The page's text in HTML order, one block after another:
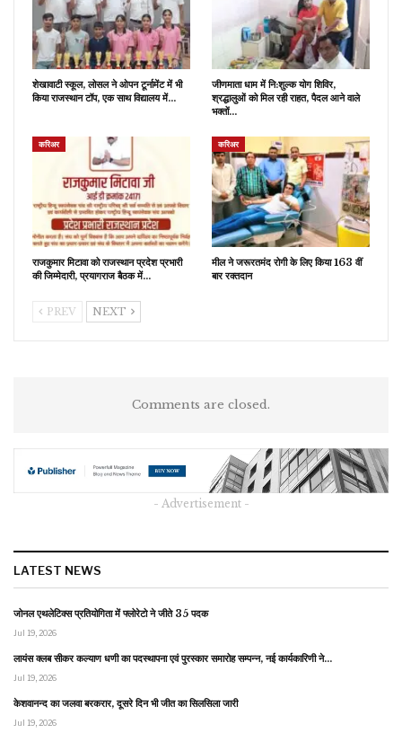
शेखावाटी स्कूल, लोसल ने ओपन टूर्नामेंट में भी
किया राजस्थान टॉप, एक साथ विद्यालय में…
जीणमाता धाम में नि:शुल्क योग शिविर,
श्रद्धालुओं को मिल रही राहत, पैदल आने वाले
भक्तों…
करिअर
राजकुमार मिटावा को राजस्थान प्रदेश प्रभारी
की जिम्मेदारी, प्रयागराज बैठक में…
करिअर
मील ने जरूरतमंद रोगी के लिए किया 163 वीं
बार रक्तदान
PREV NEXT
Comments are closed.
- Advertisement -
LATEST NEWS
जोनल एथलेटिक्स प्रतियोगिता में फ्लोरेटो ने जीते 35 पदक
Jul 19, 2026
लायंस क्लब सीकर कल्याण धणी का पदस्थापना एवं पुरस्कार समारोह सम्पन्न, नई कार्यकारिणी ने…
Jul 19, 2026
केशवानन्द का जलवा बरकरार, दूसरे दिन भी जीत का सिलसिला जारी
Jul 19, 2026